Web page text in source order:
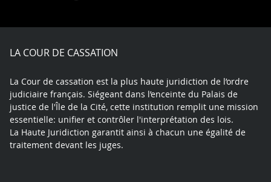
X
FacebookYoutubeLinkedInInstagram
LA COUR DE CASSATION
La Cour de cassation est la plus haute juridiction de l’ordre
judiciaire français. Siégeant dans l’enceinte du Palais de
justice de l'Île de la Cité, cette institution remplit une mission
essentielle: unifier et contrôler l'interprétation des lois.
La Haute Juridiction garantit ainsi à chacun une égalité de
traitement devant les juges.